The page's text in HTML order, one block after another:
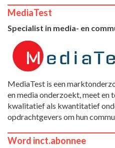
MediaTest
Specialist in media- en
MediaTest is een
en media onderzoekt, meet
kwalitatief als kwantitatief
opdrachtgevers om hun
Word inct.abonnee